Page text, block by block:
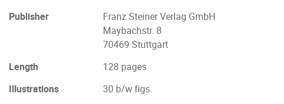
Publisher
Franz Steiner Verlag GmbH
Maybachstr. 8
70469 Stuttgart
Length
128 pages
Illustrations
30 b/w figs.